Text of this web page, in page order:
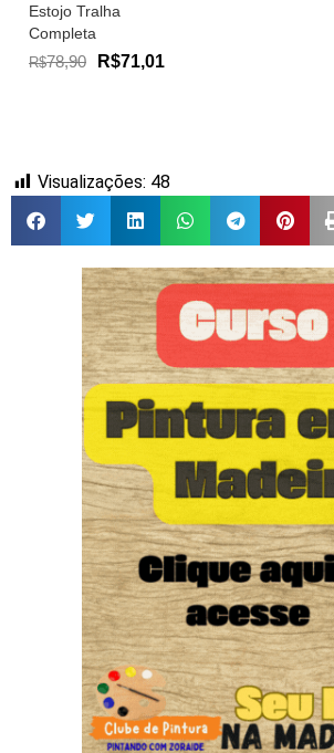
Estojo Tralha
Completa
R$78,90 R$71,01
Visualizações: 48